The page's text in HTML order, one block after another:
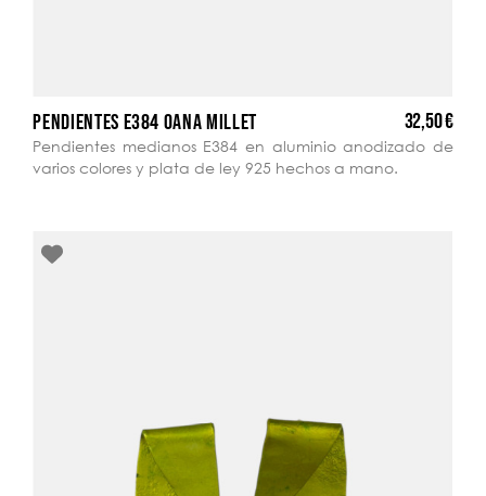
PENDIENTES E384 OANA MILLET 32,50 €
Pendientes medianos E384 en aluminio anodizado de
varios colores y plata de ley 925 hechos a mano.